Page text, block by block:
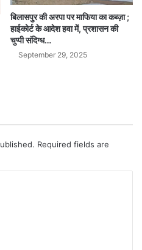
बिलासपुर की अरपा पर माफिया का कब्ज़ा ;
हाईकोर्ट के आदेश हवा में, प्रशासन की
चुप्पी संदिग्ध…
September 29, 2025
Required fields are